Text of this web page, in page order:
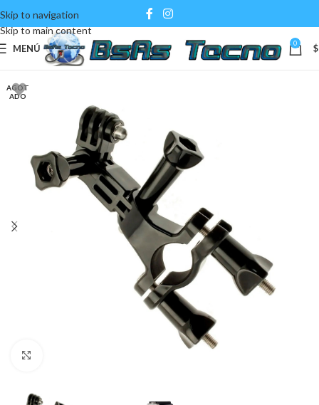
Skip to navigation
Skip to main content
MENÚ 0 $
AGOT
ADO